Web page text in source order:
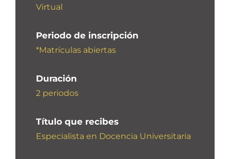
Virtual
Periodo de inscripción
*Matrículas abiertas
Duración
2 periodos
Título que recibes
Especialista en Docencia Universitaria